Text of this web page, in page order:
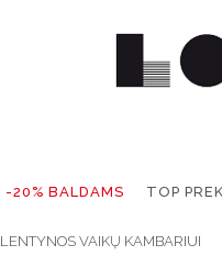
-20% BALDAMS TOP
LENTYNOS VAIKŲ KAMBARIUI